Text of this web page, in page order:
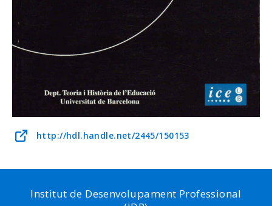
http://hdl.handle.net/2445/150153
Institut de Desenvolupament Professional